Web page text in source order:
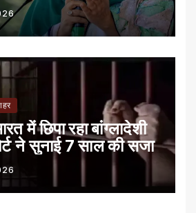
में छिपा रहा बांग्लादेशी
ने सुनाई 7 साल की सजा